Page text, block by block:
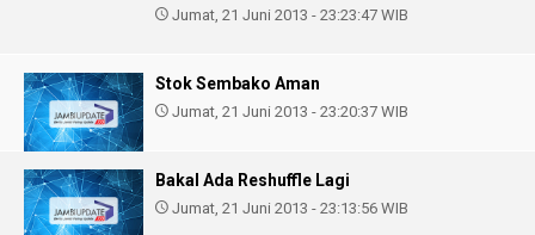
Jumat, 21 Juni 2013 - 23:23:47 WIB
Stok Sembako Aman
Jumat, 21 Juni 2013 - 23:20:37 WIB
Bakal Ada Reshuffle Lagi
Jumat, 21 Juni 2013 - 23:13:56 WIB